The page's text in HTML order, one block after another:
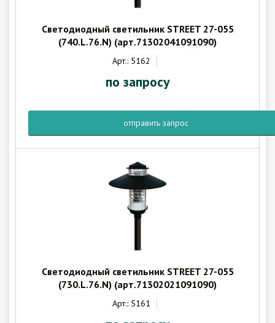
Гарантия
Как купить
Программное обеспечение LogTag
Монтаж оборудования
Контакты
Светодиодный светильник STREET 27-055
(740.L.76.N) (арт.71302041091090)
Арт.: 5162
по запросу
отправить запрос
Светодиодный светильник STREET 27-055
(730.L.76.N) (арт.71302021091090)
Арт.: 5161